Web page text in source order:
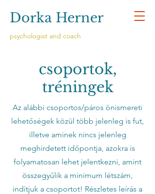
Dorka Herner
psychologist and coach
csoportok,
tréningek
Az alábbi csoportos/páros önismereti
lehetőségek közül több jelenleg is fut,
illetve aminek nincs jelenleg
meghirdetett időpontja, azokra is
folyamatosan lehet jelentkezni, amint
összegyűlik a minimum létszám,
indítjuk a csoportot! Részletes leírás a